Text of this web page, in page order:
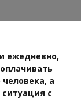
ежедневно,
человека, а
с